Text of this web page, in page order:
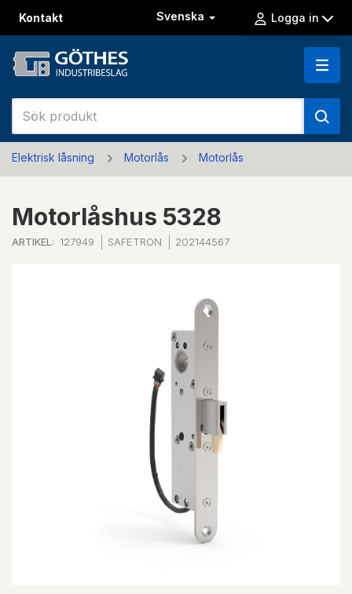
Kontakt Svenska Logga in
Elektrisk låsning Motorlås Motorlås
Motorlåshus 5328
ARTIKEL: 127949 SAFETRON 202144567